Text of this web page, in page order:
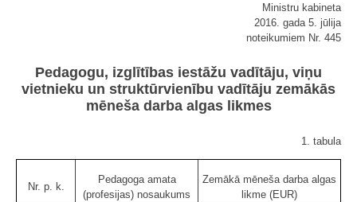
Ministru kabineta
2016. gada 5. jūlija
noteikumiem Nr. 445
Pedagogu, izglītības iestāžu vadītāju, viņu
vietnieku un struktūrvienību vadītāju zemākās
mēneša darba algas likmes
1. tabula
Nr. p. k.
Pedagoga amata
(profesijas) nosaukums
Zemākā mēneša darba algas
likme (EUR)